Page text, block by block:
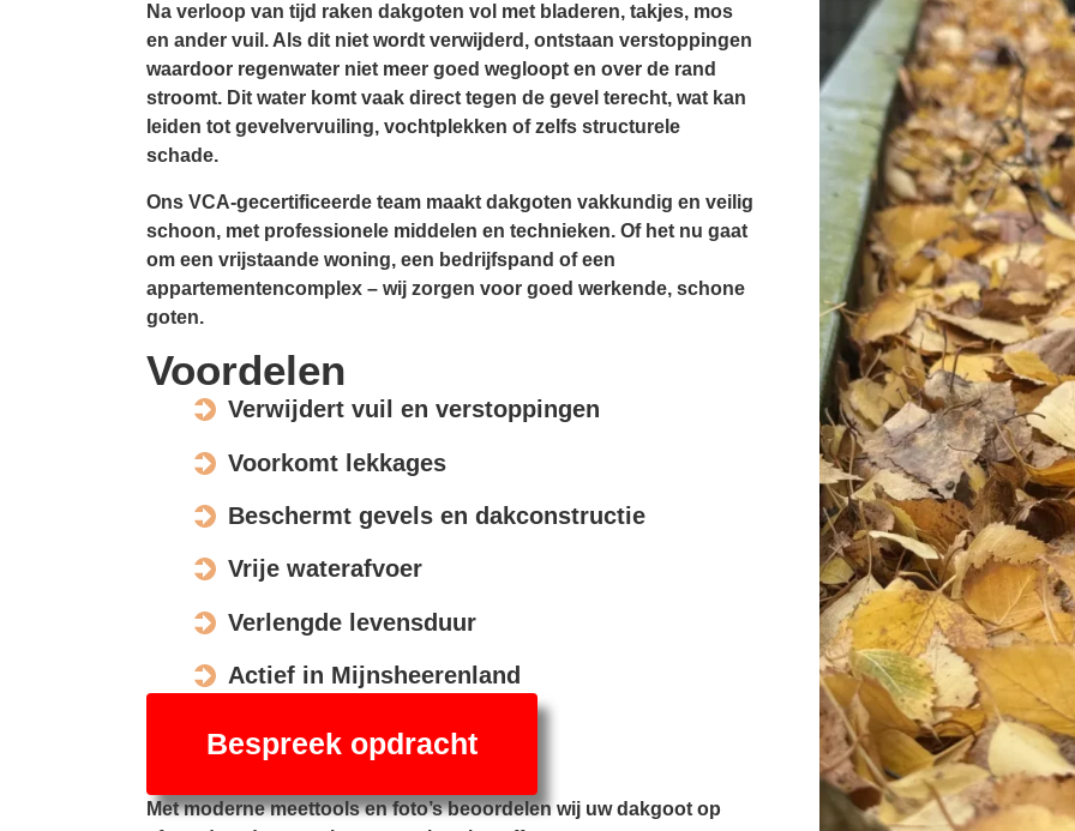
Na verloop van tijd raken dakgoten vol met bladeren, takjes, mos
en ander vuil. Als dit niet wordt verwijderd, ontstaan verstoppingen
waardoor regenwater niet meer goed wegloopt en over de rand
stroomt. Dit water komt vaak direct tegen de gevel terecht, wat kan
leiden tot gevelvervuiling, vochtplekken of zelfs structurele
schade.
Ons VCA-gecertificeerde team maakt dakgoten vakkundig en veilig
schoon, met professionele middelen en technieken. Of het nu gaat
om een vrijstaande woning, een bedrijfspand of een
appartementencomplex – wij zorgen voor goed werkende, schone
goten.
Voordelen
Verwijdert vuil en verstoppingen
Voorkomt lekkages
Beschermt gevels en dakconstructie
Vrije waterafvoer
Verlengde levensduur
Actief in Mijnsheerenland
Bespreek opdracht
Met moderne meettools en foto’s beoordelen wij uw dakgoot op